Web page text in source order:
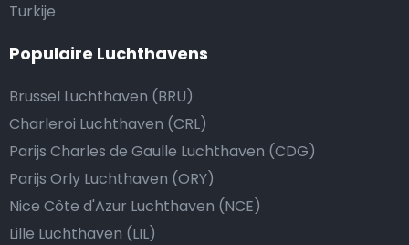
Turkije
Populaire Luchthavens
Brussel Luchthaven (BRU)
Charleroi Luchthaven (CRL)
Parijs Charles de Gaulle Luchthaven (CDG)
Parijs Orly Luchthaven (ORY)
Nice Côte d'Azur Luchthaven (NCE)
Lille Luchthaven (LIL)